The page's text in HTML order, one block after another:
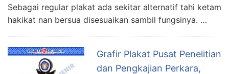
Sebagai regular plakat ada sekitar alternatif tahi ketam
hakikat nan bersua disesuaikan sambil fungsinya. …
Grafir Plakat Pusat Penelitian
dan Pengkajian Perkara,